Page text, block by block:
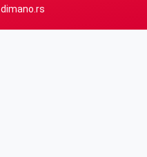
dimano.rs